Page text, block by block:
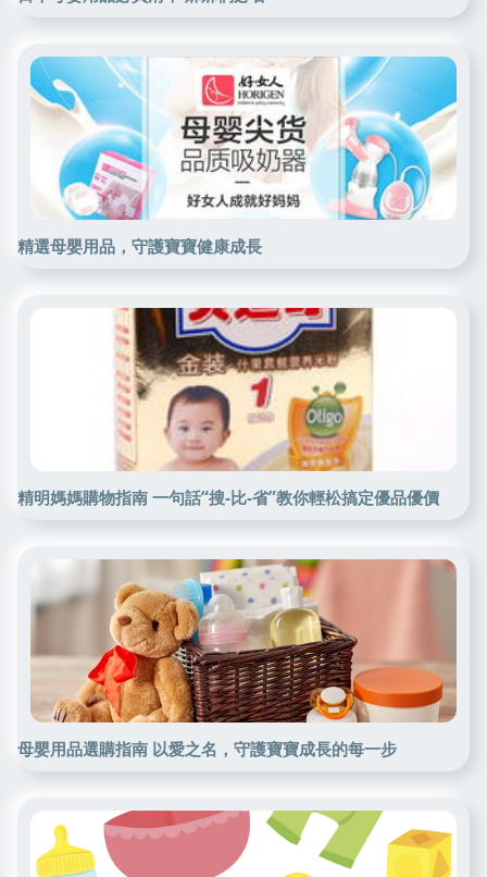
精選母嬰用品，守護寶寶健康成長
精明媽媽購物指南 一句話“搜-比-省”教你輕松搞定優品優價
母嬰用品選購指南 以愛之名，守護寶寶成長的每一步